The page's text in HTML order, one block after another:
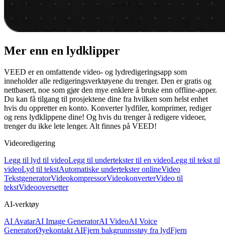
Mer enn en lydklipper
VEED er en omfattende video- og lydredigeringsapp som
inneholder alle redigeringsverktøyene du trenger. Den er gratis og
nettbasert, noe som gjør den mye enklere å bruke enn offline-apper.
Du kan få tilgang til prosjektene dine fra hvilken som helst enhet
hvis du oppretter en konto. Konverter lydfiler, komprimer, rediger
og rens lydklippene dine! Og hvis du trenger å redigere videoer,
trenger du ikke lete lenger. Alt finnes på VEED!
Videoredigering
Legg til lyd til videoLegg til undertekster til en videoLegg til tekst til
videoLyd til tekstAutomatiske undertekster onlineVideo
TekstgeneratorVideokompressorVideokonverterVideo til
tekstVideooversetter
AI-verktøy
AI AvatarAI Image GeneratorAI VideoAI Voice
GeneratorØyekontakt AIFjern bakgrunnsstøy fra lydFjern